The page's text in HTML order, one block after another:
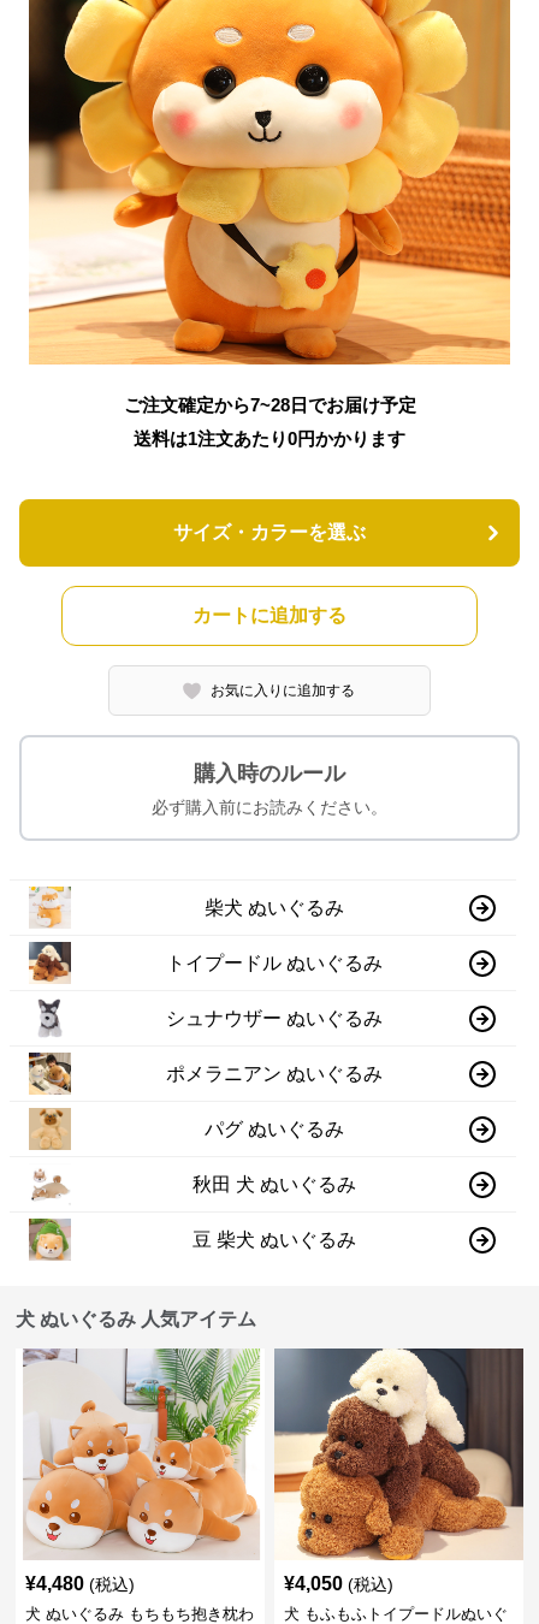
ご注文確定から7~28日でお届け予定
送料は1注文あたり0円かかります
サイズ・カラーを選ぶ
カートに追加する
お気に入りに追加する
購入時のルール
必ず購入前にお読みください。
柴犬 ぬいぐるみ
トイプードル ぬいぐるみ
シュナウザー ぬいぐるみ
ポメラニアン ぬいぐるみ
パグ ぬいぐるみ
秋田 犬 ぬいぐるみ
豆 柴犬 ぬいぐるみ
犬 ぬいぐるみ 人気アイテム
¥4,480 (税込)
犬 ぬいぐるみ もちもち抱き枕わ
¥4,050 (税込)
犬 もふもふトイプードルぬいぐ